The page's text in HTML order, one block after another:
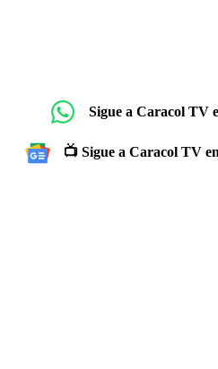
Sigue a Caracol TV
📺 Sigue a Caracol TV